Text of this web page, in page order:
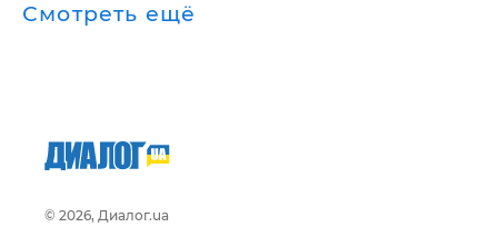
Смотреть ещё
© 2026, Диалог.ua